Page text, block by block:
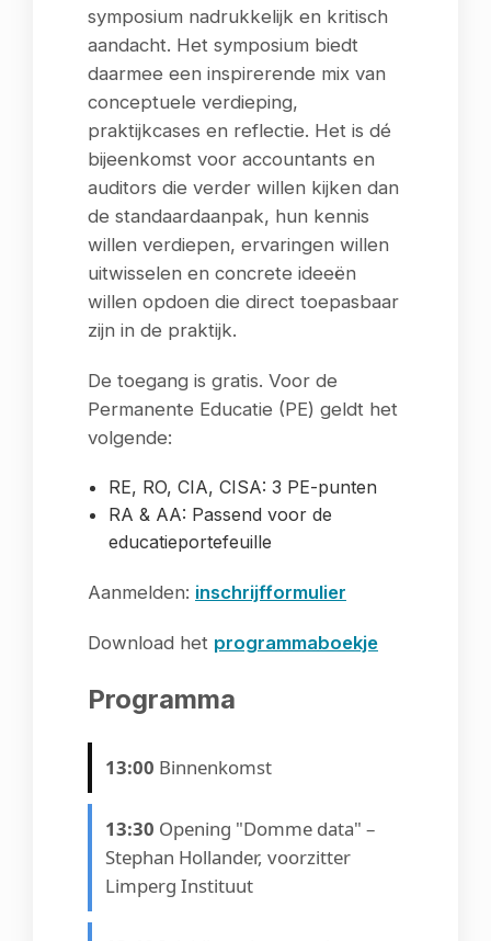
symposium nadrukkelijk en kritisch
aandacht. Het symposium biedt
daarmee een inspirerende mix van
conceptuele verdieping,
praktijkcases en reflectie. Het is dé
bijeenkomst voor accountants en
auditors die verder willen kijken dan
de standaardaanpak, hun kennis
willen verdiepen, ervaringen willen
uitwisselen en concrete ideeën
willen opdoen die direct toepasbaar
zijn in de praktijk.
De toegang is gratis. Voor de
Permanente Educatie (PE) geldt het
volgende:
RE, RO, CIA, CISA: 3 PE-punten
RA & AA: Passend voor de
educatieportefeuille
Aanmelden: inschrijfformulier
Download het programmaboekje
Programma
13:00 Binnenkomst
13:30 Opening "Domme data" –
Stephan Hollander, voorzitter
Limperg Instituut